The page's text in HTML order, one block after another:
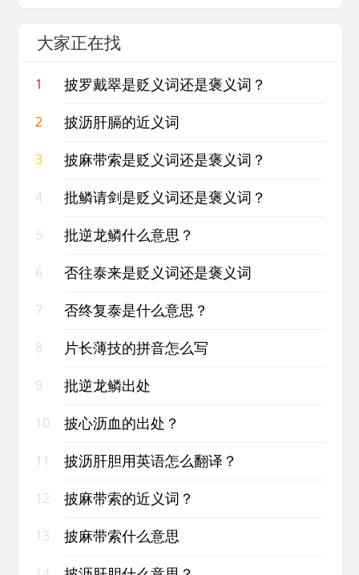
大家正在找
1 披罗戴翠是贬义词还是褒义词？
2 披沥肝膈的近义词
3 披麻带索是贬义词还是褒义词？
4 批鳞请剑是贬义词还是褒义词？
5 批逆龙鳞什么意思？
6 否往泰来是贬义词还是褒义词
7 否终复泰是什么意思？
8 片长薄技的拼音怎么写
9 批逆龙鳞出处
10 披心沥血的出处？
11 披沥肝胆用英语怎么翻译？
12 披麻带索的近义词？
13 披麻带索什么意思